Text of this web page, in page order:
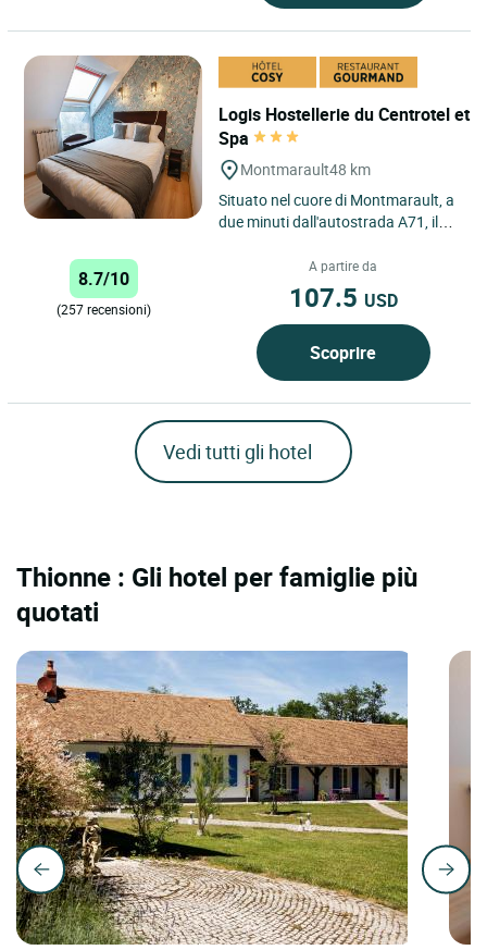
Logis Hostellerie du Centrotel et
Spa
Montmarault48 km
Situato nel cuore di Montmarault, a
due minuti dall'autostrada A71, il
Spa offre una sosta...
8.7/10
(257 recensioni)
A partire da
107.5 USD
Scoprire
Vedi tutti gli hotel
Thionne : Gli hotel per famiglie più
quotati